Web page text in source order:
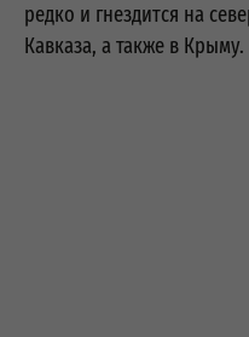
редко и гнездится на
Кавказа, а также в Крыму.